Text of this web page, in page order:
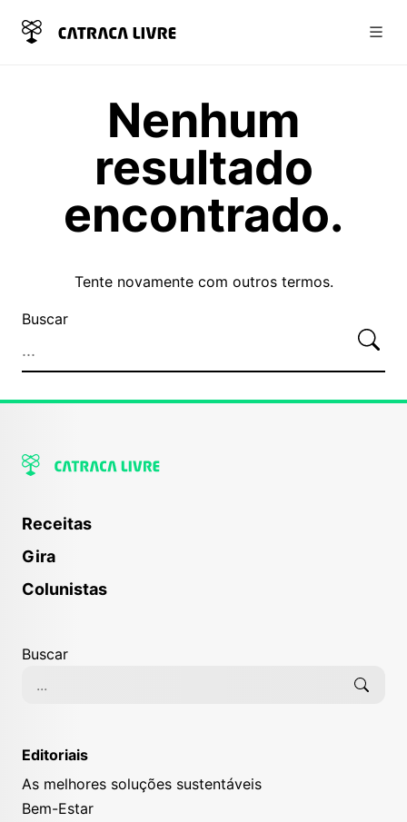
Nenhum
resultado
encontrado.
Tente novamente com outros termos.
Pesquisa Alternativa
Buscar
Receitas
Gira
Colunistas
Buscar
Editoriais
As melhores soluções sustentáveis
Bem-Estar